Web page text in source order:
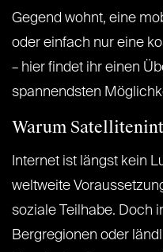
Gegend wohnt, eine
oder einfach nur eine
– hier findet ihr einen
spannendsten
Warum
Internet ist längst kein
weltweite
soziale Teilhabe. Doch
Bergregionen oder